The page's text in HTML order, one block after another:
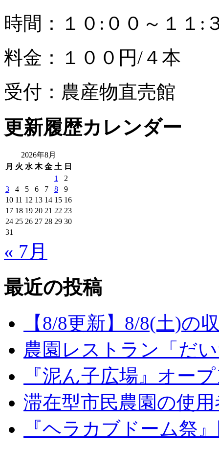
時間：１０:００～１１:
料金：１００円/４本
受付：農産物直売館
更新履歴カレンダー
2026年8月
月 火 水 木 金 土 日
1
2
3
4 5 6 7 8
9
10 11 12 13 14 15 16
17 18 19 20 21 22 23
24 25 26 27 28 29 30
31
« 7月
最近の投稿
【8/8更新】8/8(土)の
農園レストラン「だ
『泥ん子広場』オー
滞在型市民農園の使
『ヘラカブドーム祭